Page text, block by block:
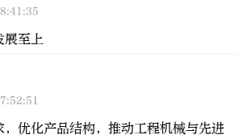
展至上
，优化产品结构，推动工程机械与先进